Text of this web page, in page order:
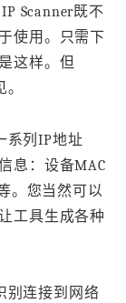
Scanner既不
使用。只需下
这样。但
系列IP地址
息：设备MAC
。您当然可以
工具生成各种
别连接到网络